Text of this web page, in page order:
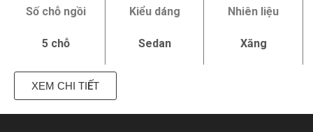
Số chỗ ngồi
5 chỗ
Kiểu dáng
Sedan
Nhiên liệu
Xăng
XEM CHI TIẾT